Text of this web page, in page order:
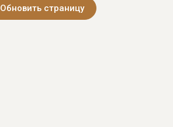
Обновить страницу